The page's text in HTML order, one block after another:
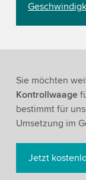
Sie möchten
Kontrollwaage
bestimmt für
Umsetzung im
Jetzt